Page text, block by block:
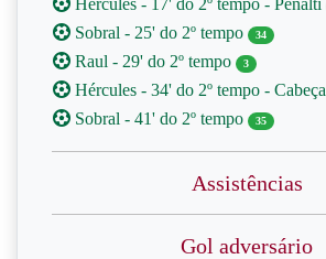
Hércules - 17' do 2º tempo - Penalti
Sobral - 25' do 2º tempo 34
Raul - 29' do 2º tempo 3
Hércules - 34' do 2º tempo - Cabeça
Sobral - 41' do 2º tempo 35
Assistências
Gol adversário